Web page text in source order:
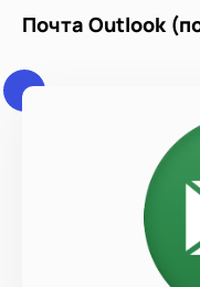
Почта Outlook